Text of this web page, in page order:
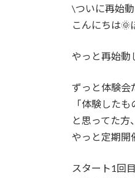
\ついに再始
こんにちは🌞
やっと再始動
ずっと体験会
「体験した
と思ってた方
やっと定期開
スタート1回